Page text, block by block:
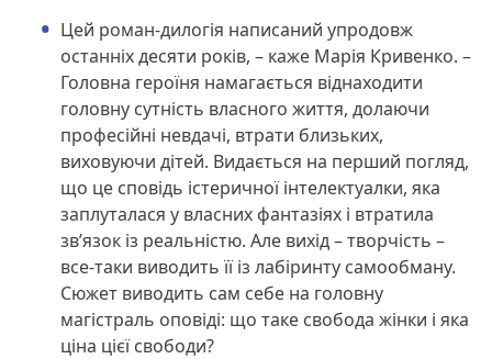
Цей роман-дилогія написаний упродовж
останніх десяти років, – каже Марія Кривенко. –
Головна героїня намагається віднаходити
головну сутність власного життя, долаючи
професійні невдачі, втрати близьких,
виховуючи дітей. Видається на перший погляд,
що це сповідь істеричної інтелектуалки, яка
заплуталася у власних фантазіях і втратила
зв’язок із реальністю. Але вихід – творчість –
все-таки виводить її із лабіринту самообману.
Сюжет виводить сам себе на головну
магістраль оповіді: що таке свобода жінки і яка
ціна цієї свободи?